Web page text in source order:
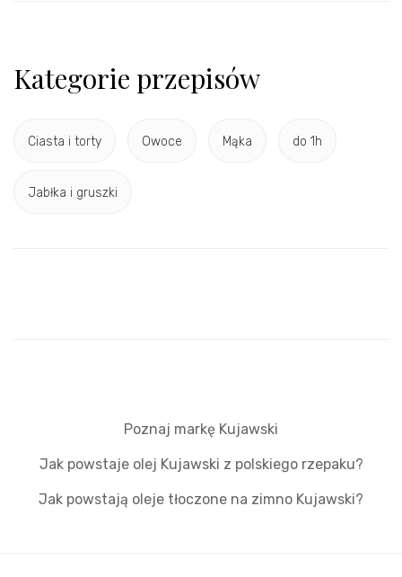
Kategorie przepisów
Ciasta i torty Owoce Mąka do 1h
Jabłka i gruszki
Poznaj markę Kujawski
Jak powstaje olej Kujawski z polskiego rzepaku?
Jak powstają oleje tłoczone na zimno Kujawski?